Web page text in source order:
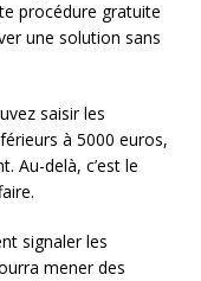
procédure gratuite
une solution sans
saisir les
à 5000 euros,
Au-delà, c’est le
signaler les
mener des